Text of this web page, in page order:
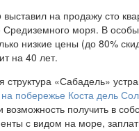
на продажу сто
моря. В
низкие цены (до 80%
на 40 лет.
структура «Сабадель»
на побережье Коста дель
возможность получить в
с видом на море,